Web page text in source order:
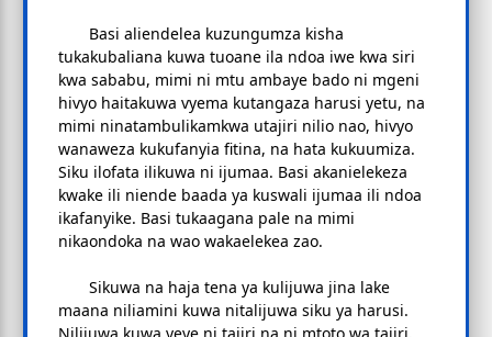
Basi aliendelea kuzungumza kisha
tukakubaliana kuwa tuoane ila ndoa iwe kwa siri
kwa sababu, mimi ni mtu ambaye bado ni mgeni
hivyo haitakuwa vyema kutangaza harusi yetu, na
mimi ninatambulikamkwa utajiri nilio nao, hivyo
wanaweza kukufanyia fitina, na hata kukuumiza.
Siku ilofata ilikuwa ni ijumaa. Basi akanielekeza
kwake ili niende baada ya kuswali ijumaa ili ndoa
ikafanyike. Basi tukaagana pale na mimi
nikaondoka na wao wakaelekea zao.
Sikuwa na haja tena ya kulijuwa jina lake
maana niliamini kuwa nitalijuwa siku ya harusi.